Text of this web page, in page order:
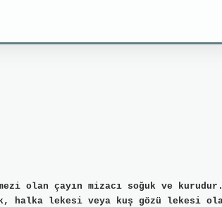
olan çayın mizacı soğuk ve
halka lekesi veya kuş gözü lekesi